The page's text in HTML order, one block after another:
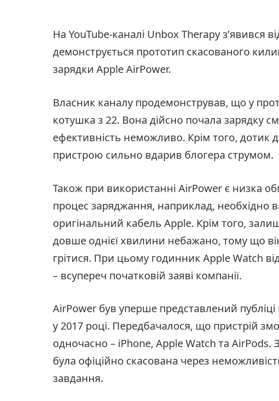
На YouTube-каналі Unbox Therapy з’явився
демонструється прототип скасованого
зарядки Apple AirPower.
Власник каналу продемонстрував, що у
котушка з 22. Вона дійсно почала зарядку
ефективність неможливо. Крім того, дотик
пристрою сильно вдарив блогера струмом.
Також при використанні AirPower є низка
процес заряджання, наприклад, необхідно
оригінальний кабель Apple. Крім того,
довше однієї хвилини небажано, тому що
грітися. При цьому годинник Apple Watch
– всупереч початковій заяві компанії.
AirPower був уперше представлений публіці
у 2017 році. Передбачалося, що пристрій
одночасно – iPhone, Apple Watch та AirPods.
була офіційно скасована через
завдання.